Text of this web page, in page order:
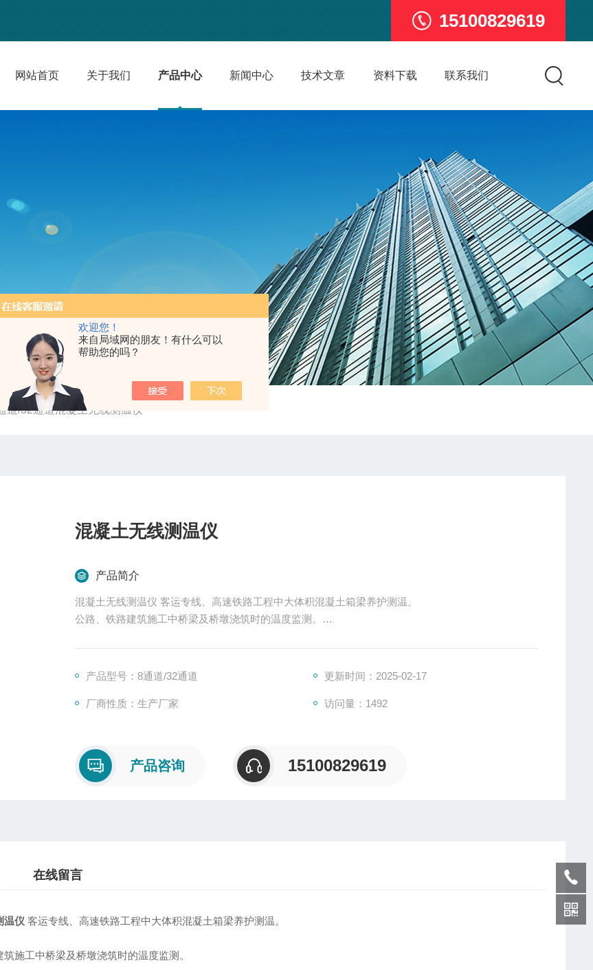
欢迎您！
来自局域网的朋友！有什么可以
帮助您的吗？
15100829619
网站首页 关于我们 产品中心 新闻中心 技术文章 资料下载 联系我们
道/32通道混凝土无线测温仪
混凝土无线测温仪
产品简介
混凝土无线测温仪 客运专线、高速铁路工程中大体积混凝土箱梁养护测温。
公路、铁路建筑施工中桥梁及桥墩浇筑时的温度监测。
产品型号：8通道/32通道
更新时间：2025-02-17
厂商性质：生产厂家 访问量：1492
产品咨询 15100829619
在线留言
温仪 客运专线、高速铁路工程中大体积混凝土箱梁养护测温。
施工中桥梁及桥墩浇筑时的温度监测。